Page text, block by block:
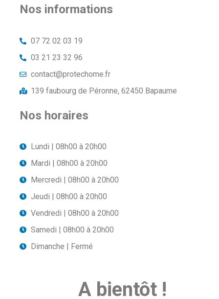
Nos informations
07 72 02 03 19
03 21 23 32 96
contact@protechome.fr
139 faubourg de Péronne, 62450 Bapaume
Nos horaires
Lundi | 08h00 à 20h00
Mardi | 08h00 à 20h00
Mercredi | 08h00 à 20h00
Jeudi | 08h00 à 20h00
Vendredi | 08h00 à 20h00
Samedi | 08h00 à 20h00
Dimanche | Fermé
A bientôt !